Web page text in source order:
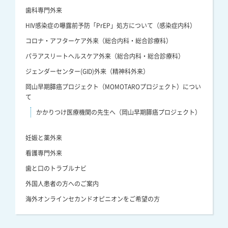
歯科専門外来
HIV感染症の曝露前予防「PrEP」処方について（感染症内科）
コロナ・アフターケア外来（総合内科・総合診療科）
パラアスリートヘルスケア外来（総合内科・総合診療科）
ジェンダーセンター(GID)外来（精神科外来）
岡山早期膵癌プロジェクト（MOMOTAROプロジェクト）につい
て
かかりつけ医療機関の先生へ（岡山早期膵癌プロジェクト）
妊娠と薬外来
看護専門外来
歯と口のトラブルナビ
外国人患者の方へのご案内
海外オンラインセカンドオピニオンをご希望の方